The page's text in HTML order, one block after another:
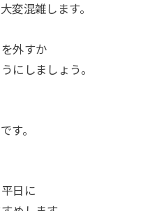
変混雑します。
外すか
にしましょう。
す。
日に